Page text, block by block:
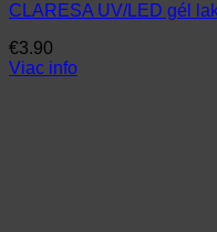
CLARESA UV/LED gél
€3.90
Viac info